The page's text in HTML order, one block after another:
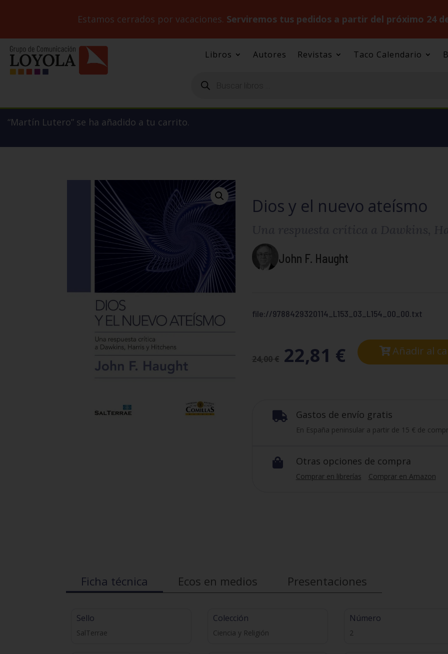
Estamos cerrados por vacaciones. Serviremos tus pedidos a partir del próximo 24
Libros Autores Revistas Taco Calendario
productos
“Martín Lutero” se ha añadido a tu carrito.
Dios y el nuevo ateísmo
John F. Haught
file://9788429320114_L153_03_L154_00_00.txt
24,00€ 22,81 € Añadir al
 Gastos de envío gratis
En España peninsular a partir de 15 € de
 Otras opciones de compra
Comprar en librerías Comprar en Amazon
Ficha técnica Ecos en medios Presentaciones
Sello
SalTerrae
Colección
Ciencia y Religión
Número
2